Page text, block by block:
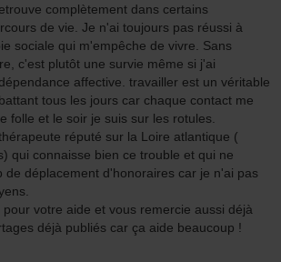
complètement dans certains
de vie. Je n'ai toujours pas réussi à
sociale qui m'empêche de vivre. Sans
c'est plutôt une survie même si j'ai
affective. travailler est un véritable
tous les jours car chaque contact me
folle et le soir je suis sur les rotules.
réputé sur la Loire atlantique (
qui connaisse bien ce trouble et qui ne
de déplacement d'honoraires car je n'ai pas
votre aide et vous remercie aussi déjà
déjà publiés car ça aide beaucoup !